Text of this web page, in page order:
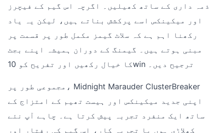
ذمہ داری کے ساتھ کھیلیں۔ اگرچہ اس گیم کے فیچرز
اور میکینکس اسے پرکشش بناتے ہیں، لیکن یہ یاد
رکھنا اہم ہے کہ سلاٹ گیمز مکمل طور پر قسمت پر
مبنی ہوتے ہیں۔ گیمنگ کے دوران ہمیشہ اپنے بجٹ
کا خیال رکھیں اور تفریح کو 10win ترجیح دیں۔
مجموعی طور پر، Midnight Marauder ClusterBreaker
اپنی جدید میکینکس اور ہیست تھیم کے امتزاج کے
ساتھ ایک منفرد تجربہ پیش کرتا ہے۔ چاہے آپ نئے
کھلاڑی ہوں یا تجربہ کار، اس گیم کی رفتار اور